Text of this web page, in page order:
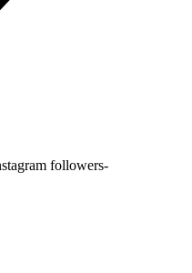
followers-